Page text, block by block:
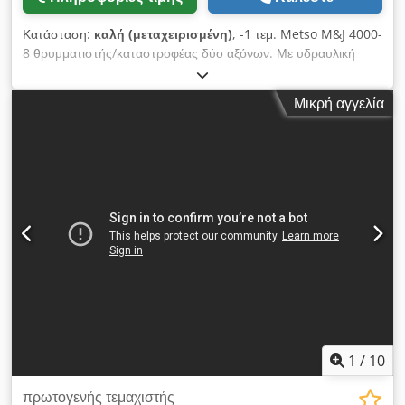
Κατάσταση: καλή (μεταχειρισμένη), -1 τεμ. Metso M&J 4000-
8 θρυμματιστής/καταστροφέας δύο αξόνων. Με υδραυλική
μονάδα και χειριστήριο σε κοντέινερ. Με μεταφορική ταινία για
έξοδο και χοάνη εισόδου. Chsdjxhlfrjpfx Afnoa
Μικρή αγγελία
1 / 10
πρωτογενής τεμαχιστής